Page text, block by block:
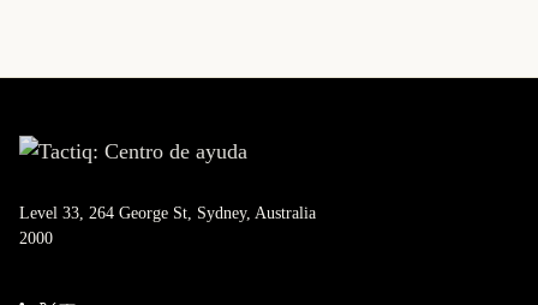
Level 33, 264 George St, Sydney, Australia
2000